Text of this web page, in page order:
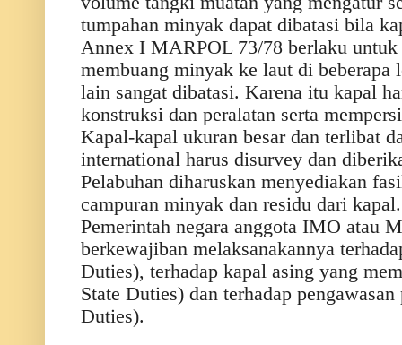
tumpahan minyak dapat dibatasi bila
Annex I MARPOL 73/78 berlaku untuk
membuang minyak ke laut di beberapa
lain sangat dibatasi. Karena itu kapal
konstruksi dan peralatan serta
Kapal-kapal ukuran besar dan terlibat
international harus disurvey dan
Pelabuhan diharuskan menyediakan
campuran minyak dan residu dari kapal.
Pemerintah negara anggota IMO atau
berkewajiban melaksanakannya
Duties), terhadap kapal asing yang
State Duties) dan terhadap
Duties).